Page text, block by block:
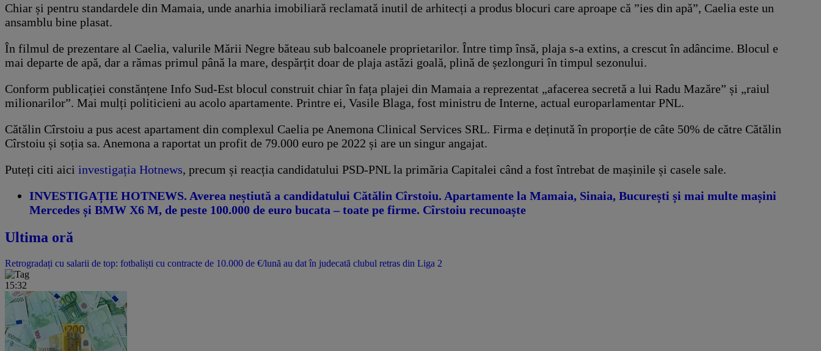
Chiar și pentru standardele din Mamaia, unde anarhia imobiliară reclamată inutil de arhitecți a produs blocuri care aproape că ”ies din apă”, Caelia este un
ansamblu bine plasat.
În filmul de prezentare al Caelia, valurile Mării Negre băteau sub balcoanele proprietarilor. Între timp însă, plaja s-a extins, a crescut în adâncime. Blocul e
mai departe de apă, dar a rămas primul până la mare, despărțit doar de plaja astăzi goală, plină de șezlonguri în timpul sezonului.
Conform publicației constănțene Info Sud-Est blocul construit chiar în fața plajei din Mamaia a reprezentat „afacerea secretă a lui Radu Mazăre” și „raiul
milionarilor”. Mai mulți politicieni au acolo apartamente. Printre ei, Vasile Blaga, fost ministru de Interne, actual europarlamentar PNL.
Cătălin Cîrstoiu a pus acest apartament din complexul Caelia pe Anemona Clinical Services SRL. Firma e deținută în proporție de câte 50% de către Cătălin
Cîrstoiu și soția sa. Anemona a raportat un profit de 79.000 euro pe 2022 și are un singur angajat.
Puteți citi aici investigația Hotnews, precum și reacția candidatului PSD-PNL la primăria Capitalei când a fost întrebat de mașinile și casele sale.
INVESTIGAȚIE HOTNEWS. Averea neștiută a candidatului Cătălin Cîrstoiu. Apartamente la Mamaia, Sinaia, București și mai multe mașini
Mercedes și BMW X6 M, de peste 100.000 de euro bucata – toate pe firme. Cîrstoiu recunoaște
Ultima oră
Retrogradați cu salarii de top: fotbaliști cu contracte de 10.000 de €/lună au dat în judecată clubul retras din Liga 2
15:32